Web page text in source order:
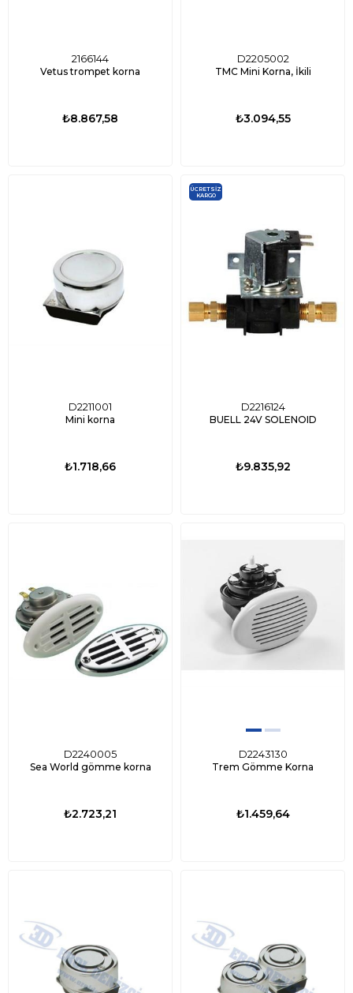
2166144
Vetus trompet korna
₺8.867,58
D2205002
TMC Mini Korna, İkili
₺3.094,55
D2211001
Mini korna
₺1.718,66
D2216124
BUELL 24V SOLENOID
₺9.835,92
ÜCRETSIZ
KARGO
D2240005
Sea World gömme korna
₺2.723,21
D2243130
Trem Gömme Korna
₺1.459,64